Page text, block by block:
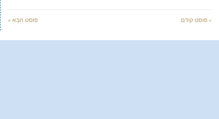
« פוסט קודם פוסט הבא »